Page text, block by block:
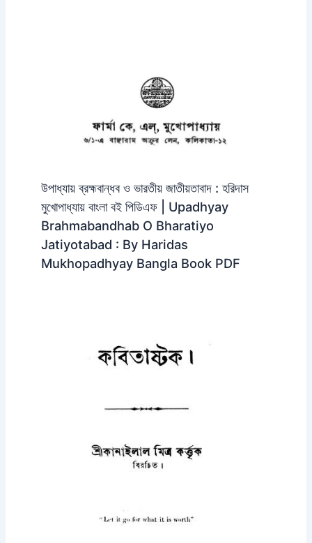
উপাধ্যায় ব্রহ্মবান্ধব ও ভারতীয় জাতীয়তাবাদ : হরিদাস
মুখোপাধ্যায় বাংলা বই পিডিএফ | Upadhyay
Brahmabandhab O Bharatiyo
Jatiyotabad : By Haridas
Mukhopadhyay Bangla Book PDF